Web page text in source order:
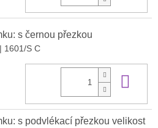
s černou přezkou
| 1601/S C
s podvlékací přezkou velikost